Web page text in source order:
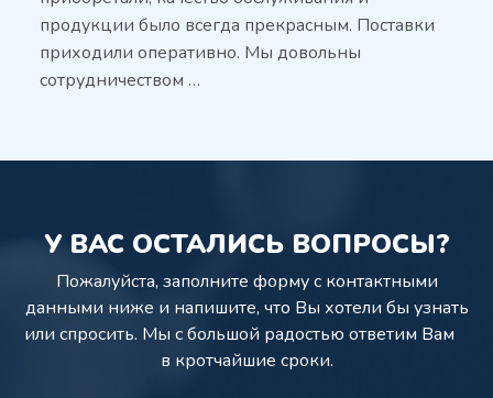
продукции было всегда прекрасным. Поставки
приходили оперативно. Мы довольны
сотрудничеством …
У ВАС ОСТАЛИСЬ ВОПРОСЫ?
Пожалуйста, заполните форму с контактными
данными ниже и напишите, что Вы хотели бы узнать
или спросить. Мы с большой радостью ответим Вам
в кротчайшие сроки.